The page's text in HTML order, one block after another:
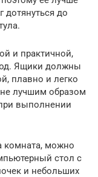
дотянуться до
и практичной,
Ящики должны
плавно и легко
лучшим образом
выполнении
можно
стол с
и небольших